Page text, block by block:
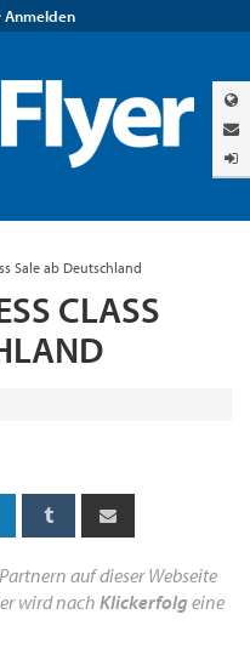
Anmelden
Sale ab Deutschland
CLASS
auf dieser Webseite
wird nachKlickerfolg eine